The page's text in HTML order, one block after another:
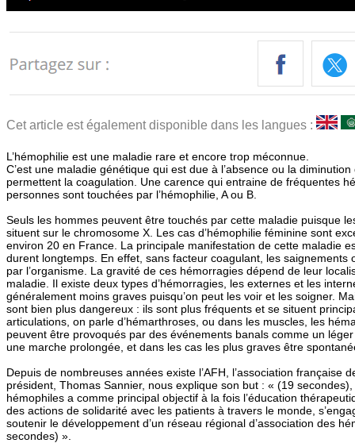
Cet article est également disponible dans les langues :
L’hémophilie est une maladie rare et encore trop méconnue.
C’est une maladie génétique qui est due à l’absence ou la
permettent la coagulation. Une carence qui entraine de fréquentes
personnes sont touchées par l’hémophilie, A ou B.
Seuls les hommes peuvent être touchés par cette maladie puisque
situent sur le chromosome X. Les cas d’hémophilie féminine sont
environ 20 en France. La principale manifestation de cette maladie
durent longtemps. En effet, sans facteur coagulant, les saignements
par l’organisme. La gravité de ces hémorragies dépend de leur
maladie. Il existe deux types d’hémorragies, les externes et les
généralement moins graves puisqu’on peut les voir et les soigner.
sont bien plus dangereux : ils sont plus fréquents et se situent
articulations, on parle d’hémarthroses, ou dans les muscles, les
peuvent être provoqués par des événements banals comme un
une marche prolongée, et dans les cas les plus graves être
Depuis de nombreuses années existe l’AFH, l’association française
président, Thomas Sannier, nous explique son but : « (19 secondes),
hémophiles a comme principal objectif à la fois l’éducation
des actions de solidarité avec les patients à travers le monde,
soutenir le développement d’un réseau régional d’association des
secondes) ».